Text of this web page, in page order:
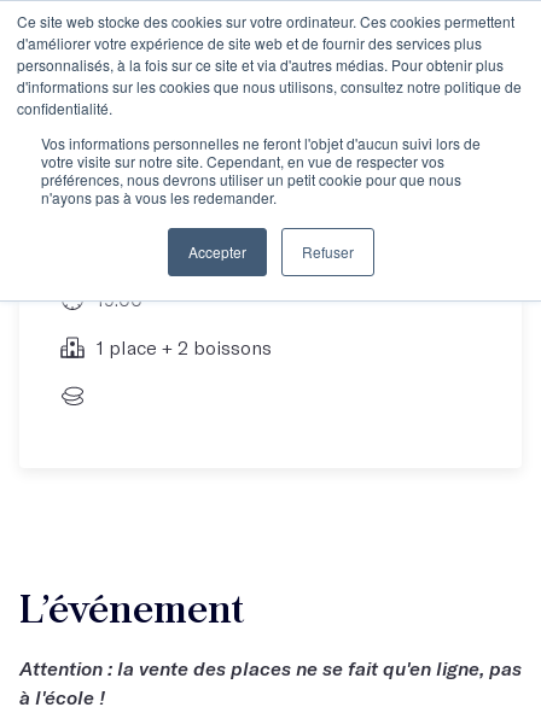
Ce site web stocke des cookies sur votre ordinateur. Ces cookies permettent
d'améliorer votre expérience de site web et de fournir des services plus
personnalisés, à la fois sur ce site et via d'autres médias. Pour obtenir plus
d'informations sur les cookies que nous utilisons, consultez notre politique de
confidentialité.
Vos informations personnelles ne feront l'objet d'aucun suivi lors de
votre visite sur notre site. Cependant, en vue de respecter vos
préférences, nous devrons utiliser un petit cookie pour que nous
n'ayons pas à vous les redemander.
Accepter Refuser
Poetry Club 9/01
19:00
1 place + 2 boissons
L’événement
Attention : la vente des places ne se fait qu'en ligne, pas
à l'école !